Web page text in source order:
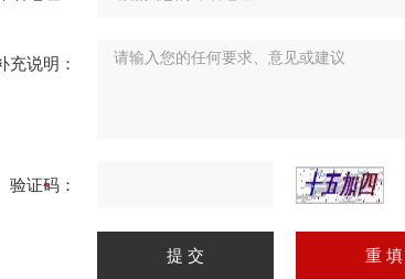
充说明：
验证码：